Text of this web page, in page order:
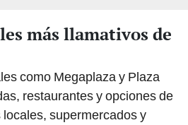
más llamativos de
como Megaplaza y Plaza
restaurantes y opciones de
supermercados y